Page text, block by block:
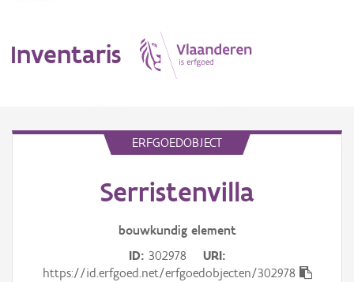
Inventaris
ERFGOEDOBJECT
Serristenvilla
bouwkundig element
ID 302978
URI
https://id.erfgoed.net/erfgoedobjecten/302978